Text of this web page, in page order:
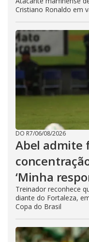
Cristiano Ronaldo em
DO R7/06/08/2026
Abel admite
‘Minha
Treinador reconhece
diante do Fortaleza,
Copa do Brasil